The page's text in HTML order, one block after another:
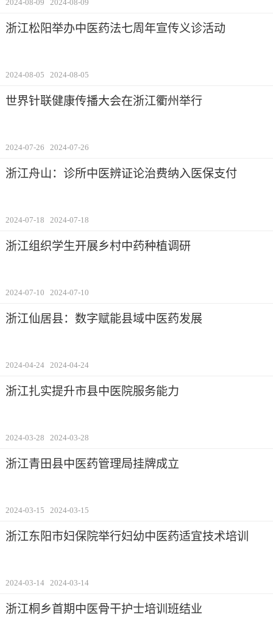
2024-08-09 2024-08-09
浙江松阳举办中医药法七周年宣传义诊活动
2024-08-05 2024-08-05
世界针联健康传播大会在浙江衢州举行
2024-07-26 2024-07-26
浙江舟山：诊所中医辨证论治费纳入医保支付
2024-07-18 2024-07-18
浙江组织学生开展乡村中药种植调研
2024-07-10 2024-07-10
浙江仙居县：数字赋能县域中医药发展
2024-04-24 2024-04-24
浙江扎实提升市县中医院服务能力
2024-03-28 2024-03-28
浙江青田县中医药管理局挂牌成立
2024-03-15 2024-03-15
浙江东阳市妇保院举行妇幼中医药适宜技术培训
2024-03-14 2024-03-14
浙江桐乡首期中医骨干护士培训班结业